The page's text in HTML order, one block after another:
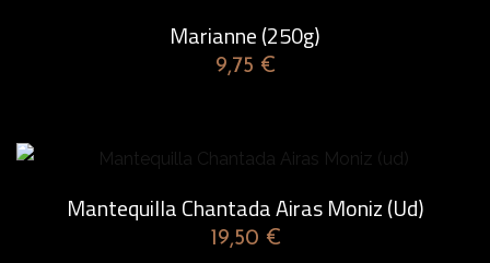
Marianne (250g)
9,75 €
Mantequilla Chantada Airas Moniz (ud)
19,50 €